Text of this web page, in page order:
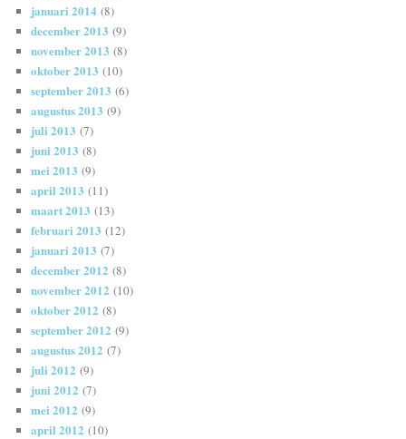
januari 2014 (8)
december 2013 (9)
november 2013 (8)
oktober 2013 (10)
september 2013 (6)
augustus 2013 (9)
juli 2013 (7)
juni 2013 (8)
mei 2013 (9)
april 2013 (11)
maart 2013 (13)
februari 2013 (12)
januari 2013 (7)
december 2012 (8)
november 2012 (10)
oktober 2012 (8)
september 2012 (9)
augustus 2012 (7)
juli 2012 (9)
juni 2012 (7)
mei 2012 (9)
april 2012 (10)